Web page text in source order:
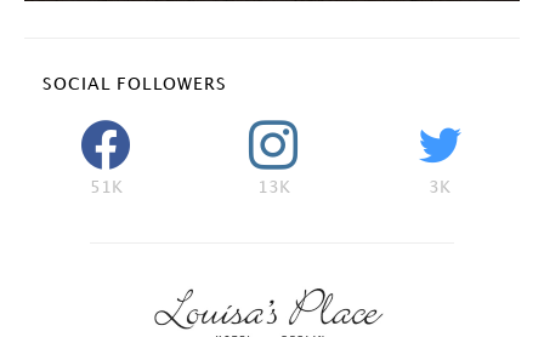
SOCIAL FOLLOWERS
51K 13K 3K